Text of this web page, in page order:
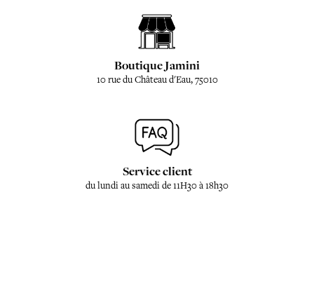
Boutique Jamini
10 rue du Château d'Eau, 75010
Service client
du lundi au samedi de 11H30 à 18h30